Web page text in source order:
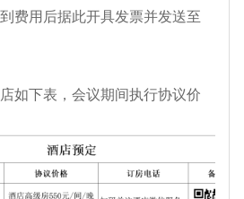
费用后据此开具发票并发送至
如下表，会议期间执行协议价